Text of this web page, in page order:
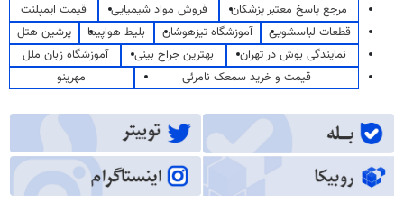
مرجع پاسخ معتبر پزشکان
فروش مواد شیمیایی
قیمت ایمپلنت
قطعات لباسشویی
آموزشگاه تیزهوشان بلیط هواپیما
پرشین هتل
نمایندگی بوش در تهران
بهترین جراح بینی
آموزشگاه زبان ملل
قیمت و خرید سمعک نامرئی
مهرینو